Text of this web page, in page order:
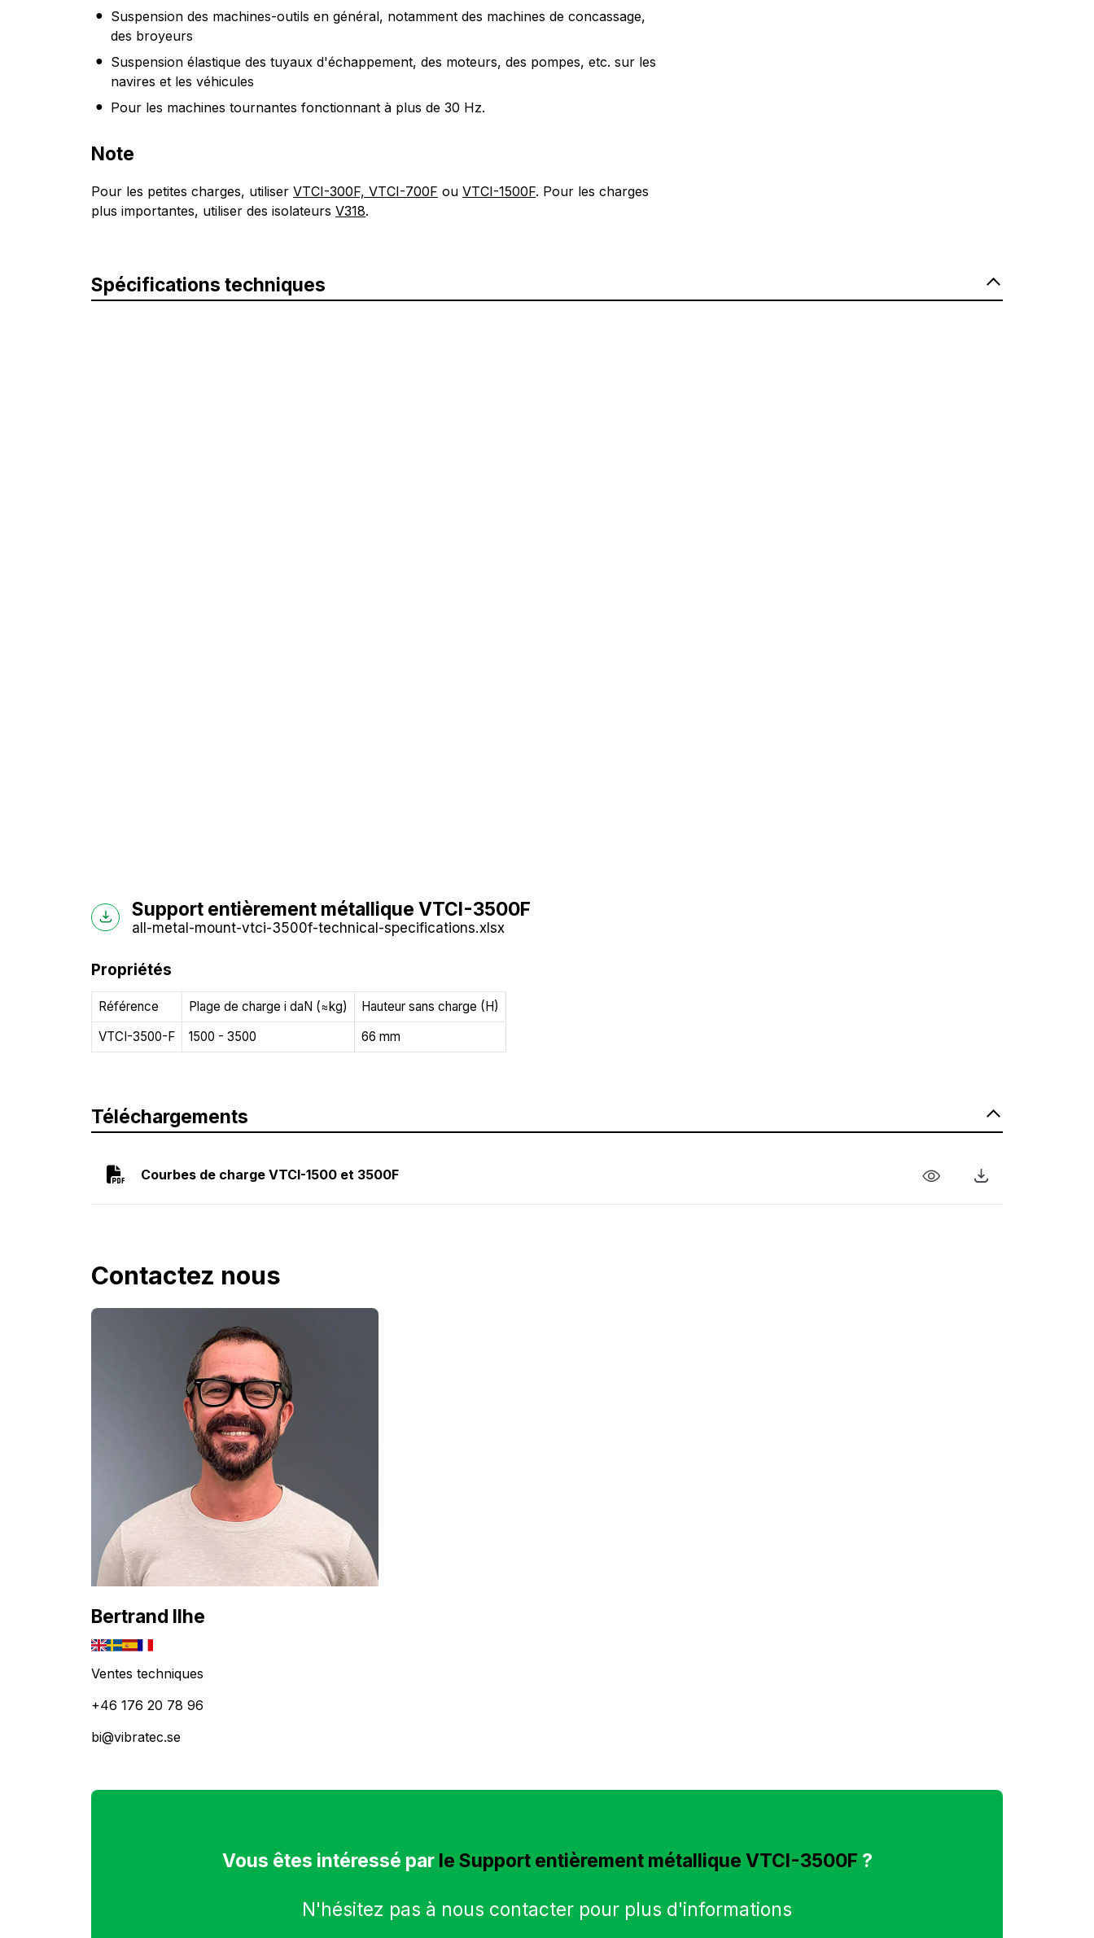
Suspension des machines-outils en général, notamment des machines de concassage,
des broyeurs
Suspension élastique des tuyaux d'échappement, des moteurs, des pompes, etc. sur les
navires et les véhicules
Pour les machines tournantes fonctionnant à plus de 30 Hz.
Note
Pour les petites charges, utiliser VTCI-300F, VTCI-700F ou VTCI-1500F. Pour les charges
plus importantes, utiliser des isolateurs V318.
Spécifications techniques
Support entièrement métallique VTCI-3500F
all-metal-mount-vtci-3500f-technical-specifications.xlsx
Propriétés
Référence Plage de charge i daN (≈kg)
Hauteur sans charge (H)
VTCI-3500-F
1500 - 3500 66 mm
Téléchargements
Courbes de charge VTCI-1500 et 3500F
Contactez nous
Bertrand Ilhe
Ventes techniques
+46 176 20 78 96
bi@vibratec.se
Vous êtes intéressé par le Support entièrement métallique VTCI-3500F ?
N'hésitez pas à nous contacter pour plus d'informations